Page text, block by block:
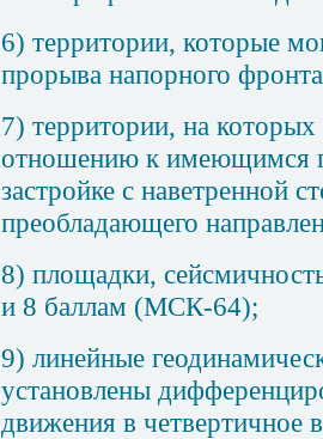
6) территории, которые
прорыва напорного
7) территории, на
отношению к имеющимся
застройке с наветренной
преобладающего
8) площадки,
и 8 баллам (МСК-64);
9) линейные
установлены
движения в четвертичное